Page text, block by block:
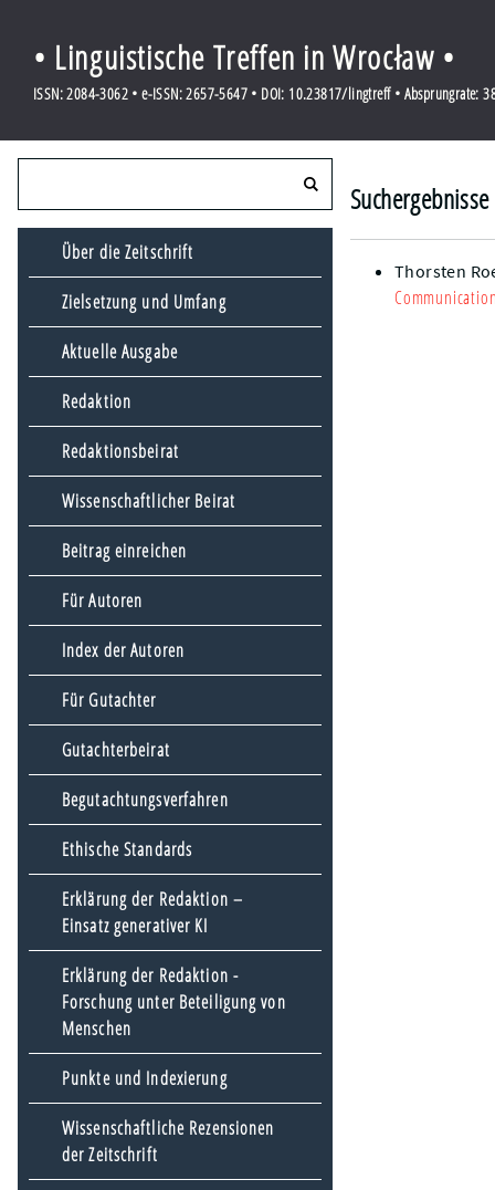
• Linguistische Treffen in Wrocław •
ISSN: 2084-3062 • e-ISSN: 2657-5647 • DOI: 10.23817/lingtreff • Absprungrate:
Über die Zeitschrift
Zielsetzung und Umfang
Aktuelle Ausgabe
Redaktion
Redaktionsbeirat
Wissenschaftlicher Beirat
Beitrag einreichen
Für Autoren
Index der Autoren
Für Gutachter
Gutachterbeirat
Begutachtungsverfahren
Ethische Standards
Erklärung der Redaktion –
Einsatz generativer KI
Erklärung der Redaktion -
Forschung unter Beteiligung von
Menschen
Punkte und Indexierung
Wissenschaftliche Rezensionen
der Zeitschrift
Thorsten